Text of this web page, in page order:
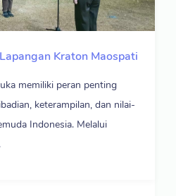
Kraton Maospati
memiliki peran penting
keterampilan, dan nilai-
Indonesia. Melalui